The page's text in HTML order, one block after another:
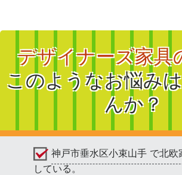
デザイナーズ家具
このようなお悩み
んか？
神戸市垂水区小束山手 で北欧
している。